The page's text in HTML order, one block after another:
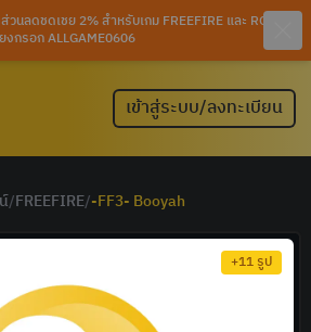
นลดชดเชย 2% สำหรับเกม FREEFIRE และ ROV ที่
กรอก ALLGAME0606
เข้าสู่ระบบ/ลงทะเบียน
/FREEFIRE/-FF3- Booyah
+11 รูป